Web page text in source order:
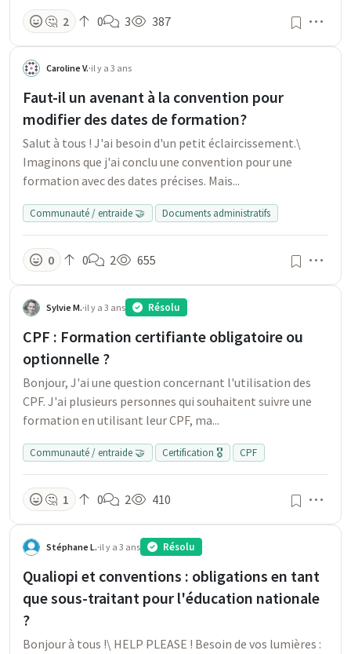
🤔 2 0 3 387
Caroline V.·il y a 3 ans
Faut-il un avenant à la convention pour
modifier des dates de formation?
Salut à tous ! J'ai besoin d'un petit éclaircissement.\
Imaginons que j'ai conclu une convention pour une
formation avec des dates précises. Mais...
Communauté / entraide 🤝 Documents administratifs
0 0 2 655
Sylvie M.·il y a 3 ans Résolu
CPF : Formation certifiante obligatoire ou
optionnelle ?
Bonjour, J'ai une question concernant l'utilisation des
CPF. J'ai plusieurs personnes qui souhaitent suivre une
formation en utilisant leur CPF, ma...
Communauté / entraide 🤝 Certification 🎖️ CPF
🤔 1 0 2 410
Stéphane L.·il y a 3 ans Résolu
Qualiopi et conventions : obligations en tant
que sous-traitant pour l'éducation nationale
?
Bonjour à tous !\ HELP PLEASE ! Besoin de vos lumières :